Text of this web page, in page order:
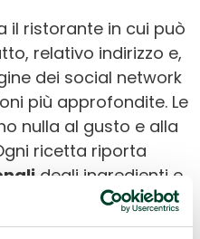
il ristorante in cui può
relativo indirizzo e,
dei social network
più approfondite. Le
nulla al gusto e alla
ricetta riporta
degli ingredienti e
macronutrienti
USL.